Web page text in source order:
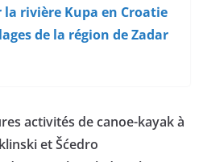
rivière Kupa en Croatie
de la région de Zadar
activités de canoe-kayak à
et Šćedro